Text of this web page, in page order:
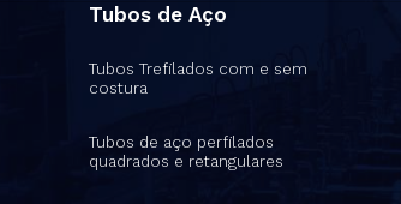
Tubos de Aço
Tubos Trefilados com e sem
costura
Tubos de aço perfilados
quadrados e retangulares